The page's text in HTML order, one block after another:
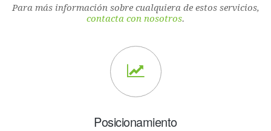
Para más información sobre cualquiera de estos servicios,
contacta con nosotros.
Posicionamiento